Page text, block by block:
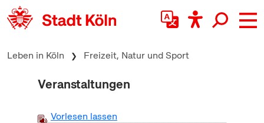
zum Inhalt springen
Leben in Köln Freizeit, Natur und Sport
Veranstaltungen
Vorlesen lassen